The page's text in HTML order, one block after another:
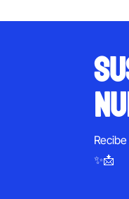
✨📩